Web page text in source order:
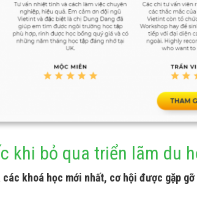
khi bỏ qua triển lãm du
khoá học mới nhất, cơ hội được gặp